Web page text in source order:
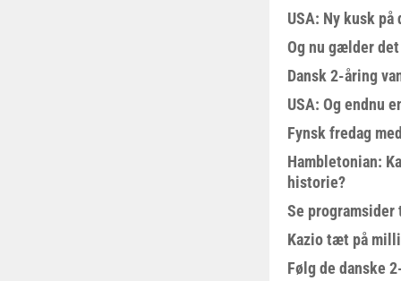
USA: Ny kusk på
Og nu gælder
Dansk 2-åring
USA: Og endnu
Fynsk fredag
Hambletonian:
historie?
Se
Kazio tæt på
Følg de danske